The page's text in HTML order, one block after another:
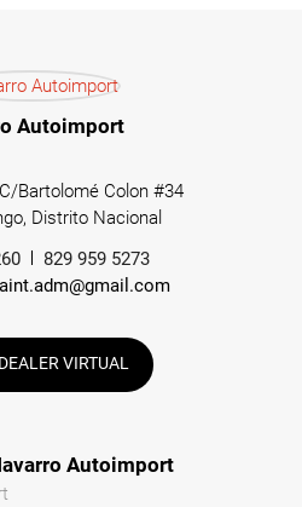
Autoimport
Bartolomé Colon #34
Distrito Nacional
829 959 5273
VIRTUAL
Autoimport